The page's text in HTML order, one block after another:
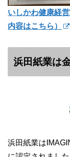
いしかわ健康経
内容はこちら）
浜田紙業は
浜田紙業は